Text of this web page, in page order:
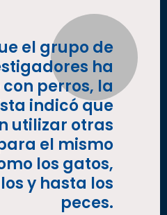
el grupo de
ha
perros, la
indicó que
utilizar otras
el mismo
los gatos,
y hasta los
peces.